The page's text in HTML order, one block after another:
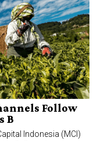
Follow
B
Indonesia (MCI)